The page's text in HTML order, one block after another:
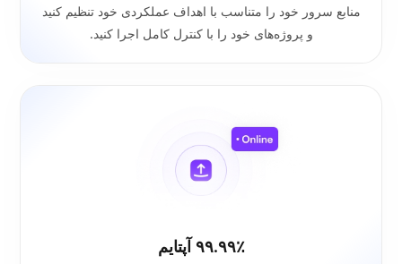
منابع سرور خود را متناسب با اهداف عملکردی خود تنظیم کنید
و پروژه‌های خود را با کنترل کامل اجرا کنید.
۹۹.۹۹٪ آپتایم